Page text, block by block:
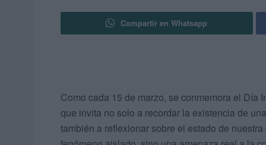
Compartir en Whatsapp
Como cada 15 de marzo, se conmemora el Día
que invita no solo a recordar la existencia de
también a reflexionar sobre el estado de